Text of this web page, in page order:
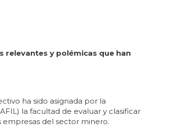
relevantes y polémicas que han
ha sido asignada por la
la facultad de evaluar y clasificar
empresas del sector minero.